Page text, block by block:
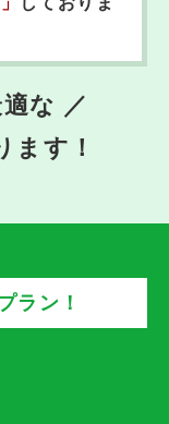
な ／
ます！
ラン！